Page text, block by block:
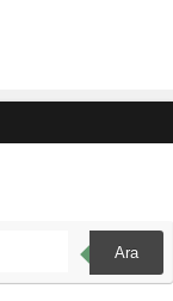
Ara